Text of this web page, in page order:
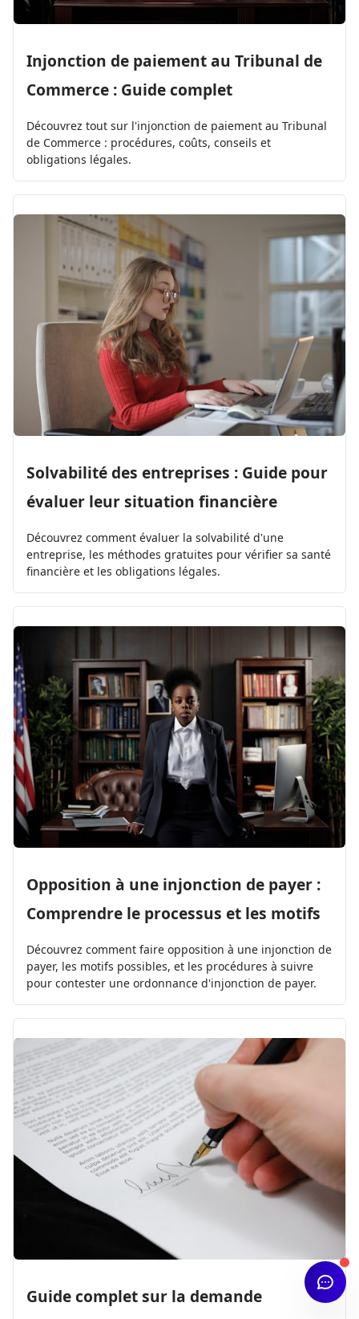
Injonction de paiement au Tribunal de
Commerce : Guide complet
Découvrez tout sur l'injonction de paiement au Tribunal
de Commerce : procédures, coûts, conseils et
obligations légales.
Solvabilité des entreprises : Guide pour
évaluer leur situation financière
Découvrez comment évaluer la solvabilité d'une
entreprise, les méthodes gratuites pour vérifier sa santé
financière et les obligations légales.
Opposition à une injonction de payer :
Comprendre le processus et les motifs
Découvrez comment faire opposition à une injonction de
payer, les motifs possibles, et les procédures à suivre
pour contester une ordonnance d'injonction de payer.
Guide complet sur la demande